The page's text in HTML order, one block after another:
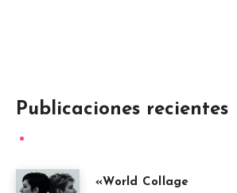
Publicaciones recientes
«World Collage